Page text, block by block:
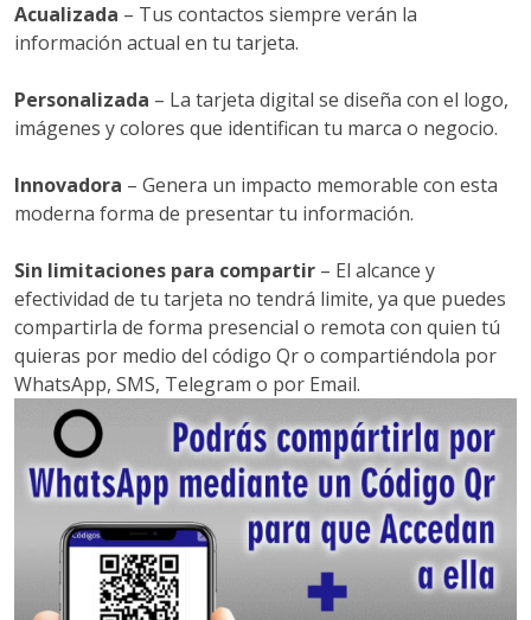
Acualizada – Tus contactos siempre verán la
información actual en tu tarjeta.
Personalizada – La tarjeta digital se diseña con el logo,
imágenes y colores que identifican tu marca o negocio.
Innovadora – Genera un impacto memorable con esta
moderna forma de presentar tu información.
Sin limitaciones para compartir – El alcance y
efectividad de tu tarjeta no tendrá limite, ya que puedes
compartirla de forma presencial o remota con quien tú
quieras por medio del código Qr o compartiéndola por
WhatsApp, SMS, Telegram o por Email.